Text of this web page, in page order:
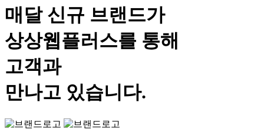
매달 신규 브랜드가
상상웹플러스를 통해
고객과
만나고 있습니다.